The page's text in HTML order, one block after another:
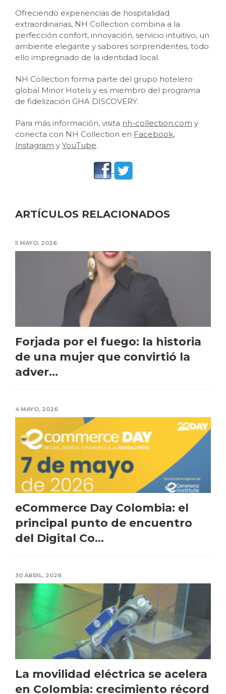
Ofreciendo experiencias de hospitalidad
extraordinarias, NH Collection combina a la
perfección confort, innovación, servicio intuitivo, un
ambiente elegante y sabores sorprendentes, todo
ello impregnado de la identidad local.
NH Collection forma parte del grupo hotelero
global Minor Hotels y es miembro del programa
de fidelización GHA DISCOVERY.
Para más información, visita nh-collection.com y
conecta con NH Collection en Facebook,
Instagram y YouTube.
ARTÍCULOS RELACIONADOS
5 MAYO, 2026
Forjada por el fuego: la historia
de una mujer que convirtió la
adver...
4 MAYO, 2026
eCommerce Day Colombia: el
principal punto de encuentro
del Digital Co...
30 ABRIL, 2026
La movilidad eléctrica se acelera
en Colombia: crecimiento récord